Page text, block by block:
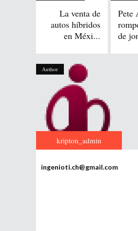
La venta de
autos híbridos
en Méxi...
Pete
de
Author
kripton_admin
ingenioti.ch@gmail.com